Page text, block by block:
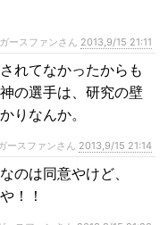
ースファンさん 2013,9/15 21:11
れてなかったからも
の選手は、研究の壁
りなんか。
ースファンさん 2013,9/15 21:14
のは同意やけど、
！！